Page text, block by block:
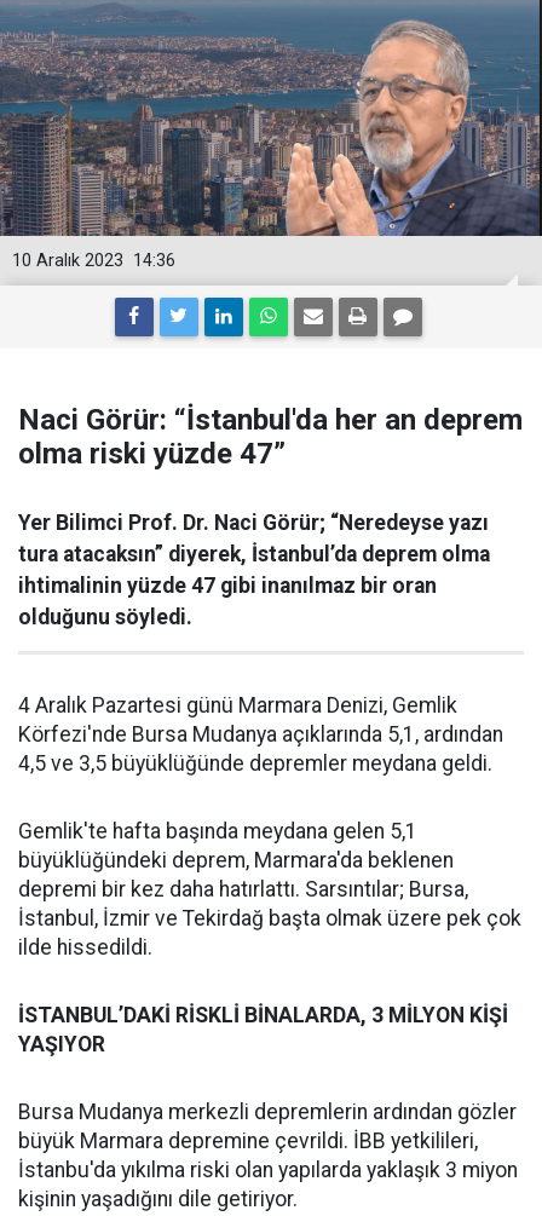
14:36
10 Aralık 2023
Naci Görür: “İstanbul'da her an deprem
olma riski yüzde 47”
Yer Bilimci Prof. Dr. Naci Görür; “Neredeyse yazı
tura atacaksın” diyerek, İstanbul’da deprem olma
ihtimalinin yüzde 47 gibi inanılmaz bir oran
olduğunu söyledi.
4 Aralık Pazartesi günü Marmara Denizi, Gemlik
Körfezi'nde Bursa Mudanya açıklarında 5,1, ardından
4,5 ve 3,5 büyüklüğünde depremler meydana geldi.
Gemlik'te hafta başında meydana gelen 5,1
büyüklüğündeki deprem, Marmara'da beklenen
depremi bir kez daha hatırlattı. Sarsıntılar; Bursa,
İstanbul, İzmir ve Tekirdağ başta olmak üzere pek çok
ilde hissedildi.
İSTANBUL’DAKİ RİSKLİ BİNALARDA, 3 MİLYON KİŞİ
YAŞIYOR
Bursa Mudanya merkezli depremlerin ardından gözler
büyük Marmara depremine çevrildi. İBB yetkilileri,
İstanbu'da yıkılma riski olan yapılarda yaklaşık 3 miyon
kişinin yaşadığını dile getiriyor.